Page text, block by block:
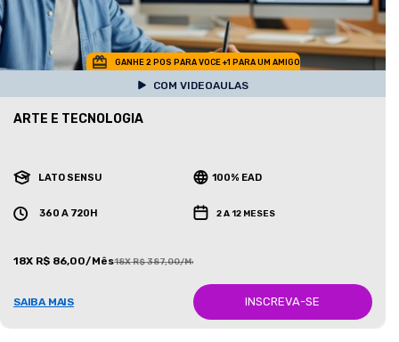
GANHE 2 POS PARA VOCE +1 PARA UM AMIGO
COM VIDEOAULAS
ARTE E TECNOLOGIA
LATO SENSU 100% EAD
360 A 720H 2 A 12 MESES
18X R$ 86,00/Mês18X R$ 387,00/Mês
SAIBA MAIS INSCREVA-SE